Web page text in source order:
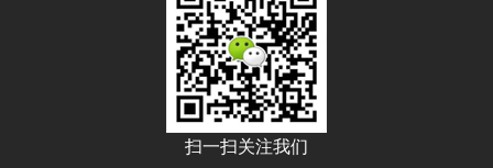
扫一扫关注我们